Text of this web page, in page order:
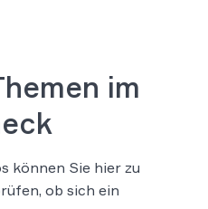
im
können Sie hier zu
ob sich ein